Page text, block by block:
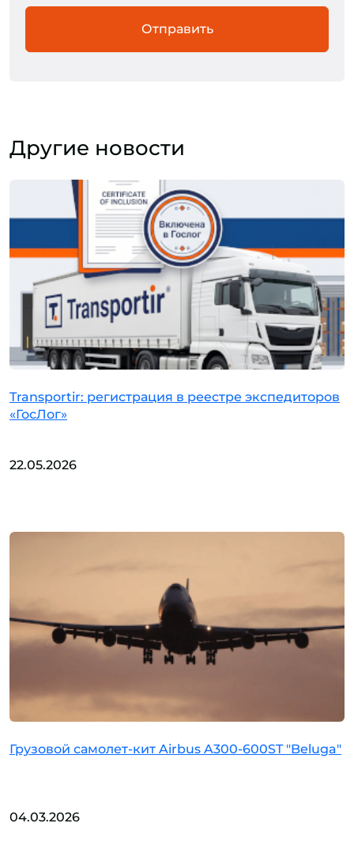
Отправить
Другие новости
Transportir: регистрация в реестре экспедиторов
«ГосЛог»
22.05.2026
Грузовой самолет-кит Airbus A300-600ST "Beluga"
04.03.2026